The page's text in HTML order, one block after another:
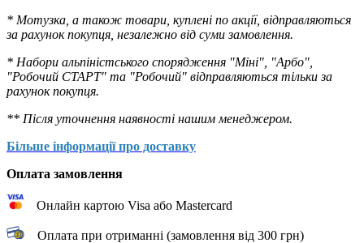
* Мотузка, а також товари, куплені по акції, відправляються
за рахунок покупця, незалежно від суми замовлення.
* Набори альпіністського спорядження "Міні", "Арбо",
"Робочий СТАРТ" та "Робочий" відправляються тільки за
рахунок покупця.
** Після уточнення наявності нашим менеджером.
Більше інформації про доставку
Оплата замовлення
Онлайн картою Visa або Mastercard
Оплата при отриманні (замовлення від 300 грн)